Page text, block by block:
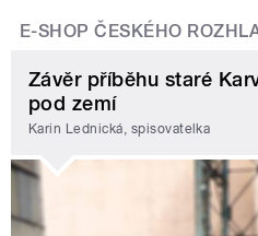
E-SHOP ČESKÉHO
Závěr příběhu staré
pod zemí
Karin Lednická, spisovatelka